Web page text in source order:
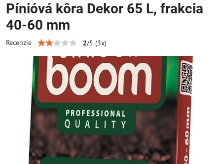
Pínióvá kôra Dekor 65 L, frakcia
40-60 mm
Recenzie 2/5 (3x)